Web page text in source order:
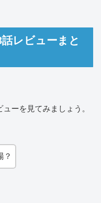
レビューまと
ーを見てみましょう。
？